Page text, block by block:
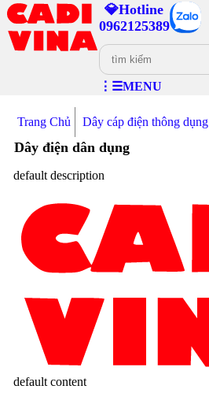
💎Hotline
0962125389
⋮☰MENU
Trang Chủ Dây cáp điện thông dụng
Dây điện dân dụng
default description
default content